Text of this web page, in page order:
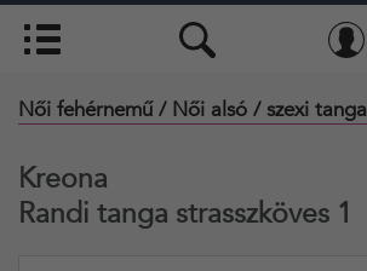
Női fehérnemű / Női alsó / szexi tanga
Kreona
Randi tanga strasszköves 1